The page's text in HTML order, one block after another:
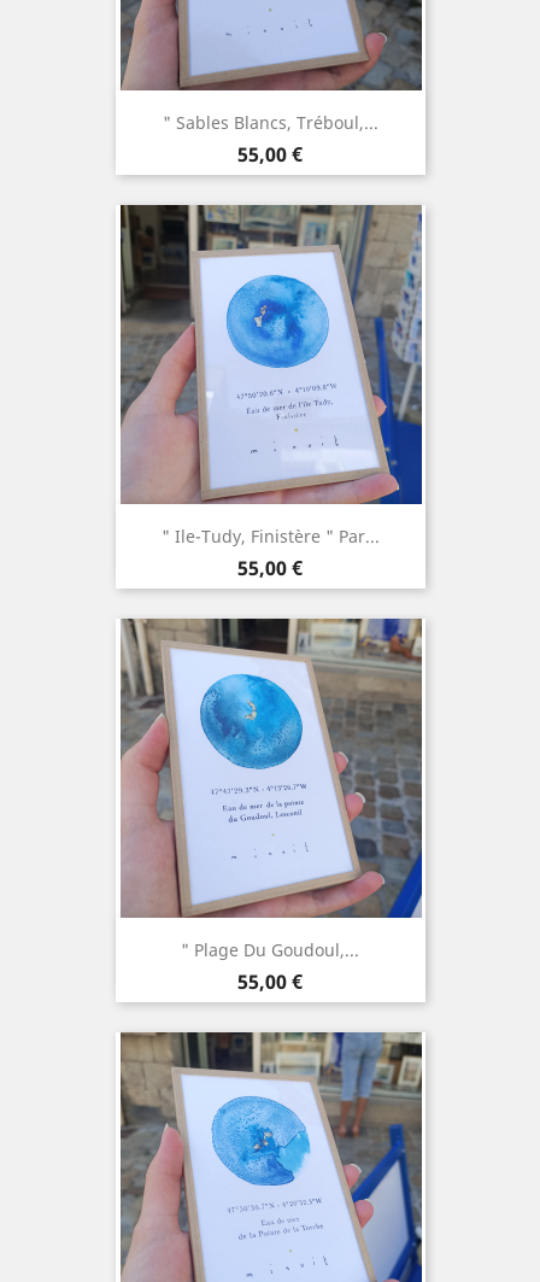
" Sables Blancs, Tréboul,...
Prix
55,00 €
" Ile-Tudy, Finistère " Par...
Prix
55,00 €
" Plage Du Goudoul,...
Prix
55,00 €